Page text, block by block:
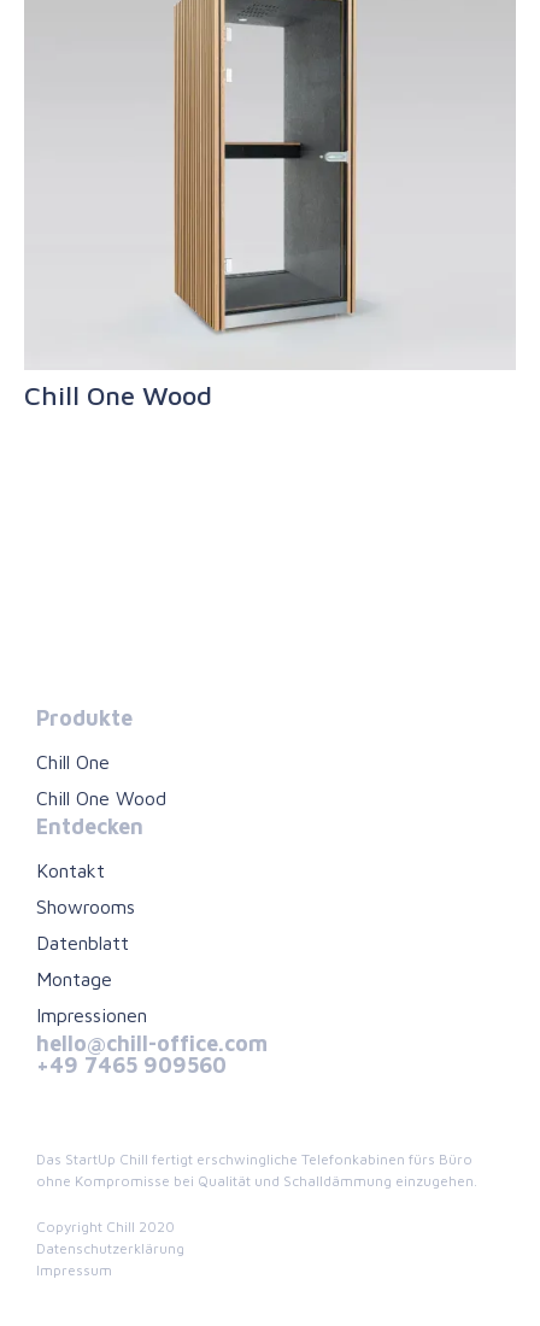
Chill One Wood
Produkte
Chill One
Chill One Wood
Entdecken
Kontakt
Showrooms
Datenblatt
Montage
Impressionen
hello@chill-office.com
+49 7465 909560
Das StartUp Chill fertigt erschwingliche Telefonkabinen fürs Büro
ohne Kompromisse bei Qualität und Schalldämmung einzugehen.
Copyright Chill 2020
Datenschutzerklärung
Impressum